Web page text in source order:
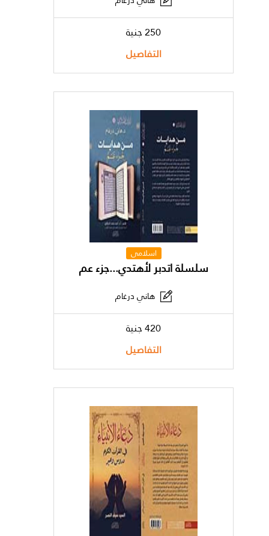
250 جنية
التفاصيل
اسلامى
سلسلة اتدبر لأهتدي...جزء عم
هاني درغام
420 جنية
التفاصيل